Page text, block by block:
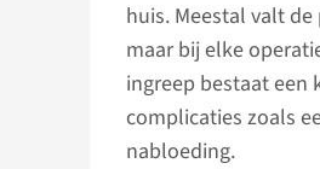
huis. Meestal valt de
maar bij elke
ingreep bestaat een
complicaties zoals
nabloeding.